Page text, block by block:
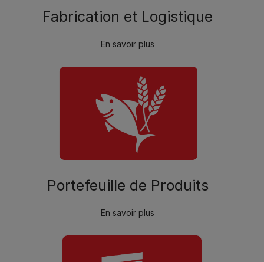
Fabrication et Logistique
En savoir plus
Portefeuille de Produits
En savoir plus